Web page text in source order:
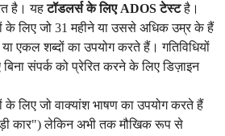
है। यहटॉडलर्स के लिए ADOS टेस्टहै।
के लिए जो 31 महीने या उससे अधिक उम्र के हैं
एकल शब्दों का उपयोग करते हैं। गतिविधियों
बिना संपर्क को प्रेरित करने के लिए डिज़ाइन
के लिए जो वाक्यांश भाषण का उपयोग करते हैं
कार") लेकिन अभी तक मौखिक रूप से